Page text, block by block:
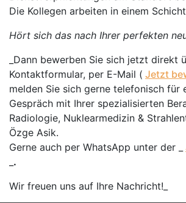
Die Kollegen arbeiten in einem
Hört sich das nach Ihrer perfekten
_Dann bewerben Sie sich jetzt direkt
Kontaktformular, per E-Mail ( Jetzt
melden Sie sich gerne telefonisch für
Gespräch mit Ihrer spezialisierten
Radiologie, Nuklearmedizin &
Özge Asik.
Gerne auch per WhatsApp unter der _
.
Wir freuen uns auf Ihre Nachricht!_